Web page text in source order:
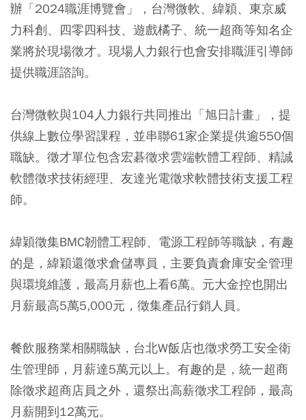
辦「2024職涯博覽會」，台灣微軟、緯穎、東京威
力科創、四零四科技、遊戲橘子、統一超商等知名企
業將於現場徵才。現場人力銀行也會安排職涯引導師
提供職涯諮詢。
台灣微軟與104人力銀行共同推出「旭日計畫」，提
供線上數位學習課程，並串聯61家企業提供逾550個
職缺。徵才單位包含宏碁徵求雲端軟體工程師、精誠
軟體徵求技術經理、友達光電徵求軟體技術支援工程
師。
緯穎徵集BMC韌體工程師、電源工程師等職缺，有趣
的是，緯穎還徵求倉儲專員，主要負責倉庫安全管理
與環境維護，最高月薪也上看6萬。元大金控也開出
月薪最高5萬5,000元，徵集產品行銷人員。
餐飲服務業相關職缺，台北W飯店也徵求勞工安全衛
生管理師，月薪達5萬元以上。有趣的是，統一超商
除徵求超商店員之外，還祭出高薪徵求工程師，最高
月薪開到12萬元。